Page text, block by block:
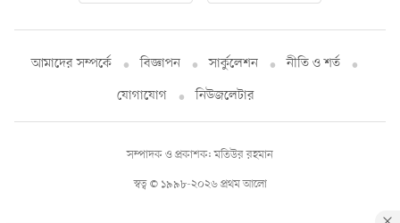
আমাদের সম্পর্কে বিজ্ঞাপন সার্কুলেশন
নীতি ও শর্ত
যোগাযোগ
নিউজলেটার
স্বত্ব © ১৯৯৮-২০২৬ প্রথম আলো
সম্পাদক ও প্রকাশক: মতিউর রহমান